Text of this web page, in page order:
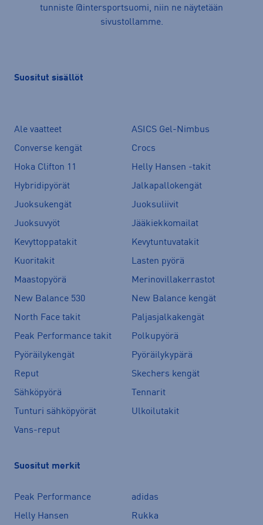
tunniste @intersportsuomi, niin ne näytetään
sivustollamme.
Suositut sisällöt
Ale vaatteet
ASICS Gel-Nimbus
Converse kengät
Crocs
Hoka Clifton 11
Helly Hansen -takit
Hybridipyörät
Jalkapallokengät
Juoksukengät
Juoksuliivit
Juoksuvyöt
Jääkiekkomailat
Kevyttoppatakit
Kevytuntuvatakit
Kuoritakit
Lasten pyörä
Maastopyörä
Merinovillakerrastot
New Balance 530
New Balance kengät
North Face takit
Paljasjalkakengät
Peak Performance takit
Polkupyörä
Pyöräilykengät
Pyöräilykypärä
Reput
Skechers kengät
Sähköpyörä
Tennarit
Tunturi sähköpyörät
Ulkoilutakit
Vans-reput
Suositut merkit
Peak Performance
adidas
Helly Hansen
Rukka